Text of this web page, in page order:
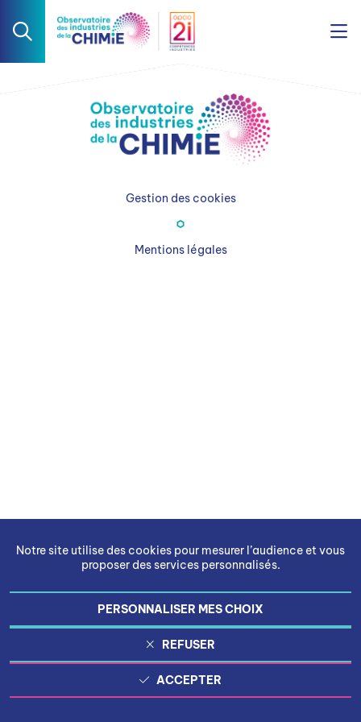
Notre site utilise des cookies pour mesurer l’audience et vous
proposer des services personnalisés.
PERSONNALISER MES CHOIX
REFUSER
ACCEPTER
Gestion des cookies
Mentions légales